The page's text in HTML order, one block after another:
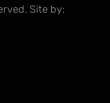
Site by: